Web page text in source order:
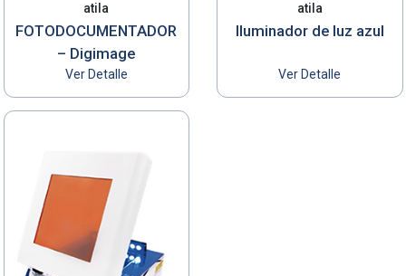
atila
FOTODOCUMENTADOR
– Digimage
Ver Detalle
atila
Iluminador de luz azul
Ver Detalle